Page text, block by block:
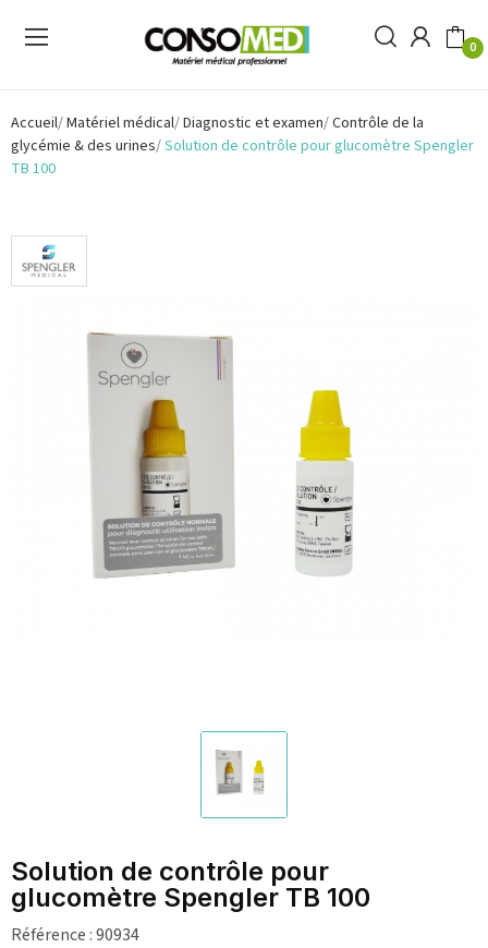
0
Accueil Matériel médical Diagnostic et examen Contrôle de la
glycémie & des urines Solution de contrôle pour glucomètre Spengler
TB 100
Solution de contrôle pour
glucomètre Spengler TB 100
Référence :90934